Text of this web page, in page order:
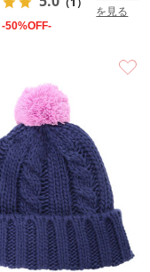
を見る
-50%OFF-